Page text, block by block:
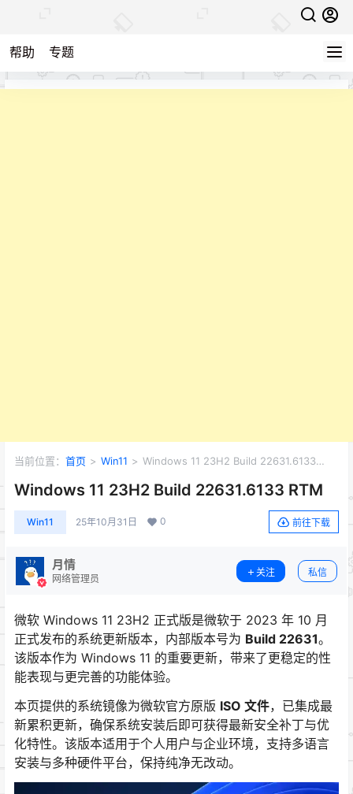
帮助 专题
当前位置： 首页 > Win11 > Windows 11 23H2 Build 22631.6133
Windows 11 23H2 Build 22631.6133 RTM
Win11 25年10月31日 0 前往下载
月情
网络管理员
关注 私信
微软 Windows 11 23H2 正式版是微软于 2023 年 10 月
正式发布的系统更新版本，内部版本号为 Build 22631。
该版本作为 Windows 11 的重要更新，带来了更稳定的性
能表现与更完善的功能体验。
本页提供的系统镜像为微软官方原版 ISO 文件，已集成最
新累积更新，确保系统安装后即可获得最新安全补丁与优
化特性。该版本适用于个人用户与企业环境，支持多语言
安装与多种硬件平台，保持纯净无改动。